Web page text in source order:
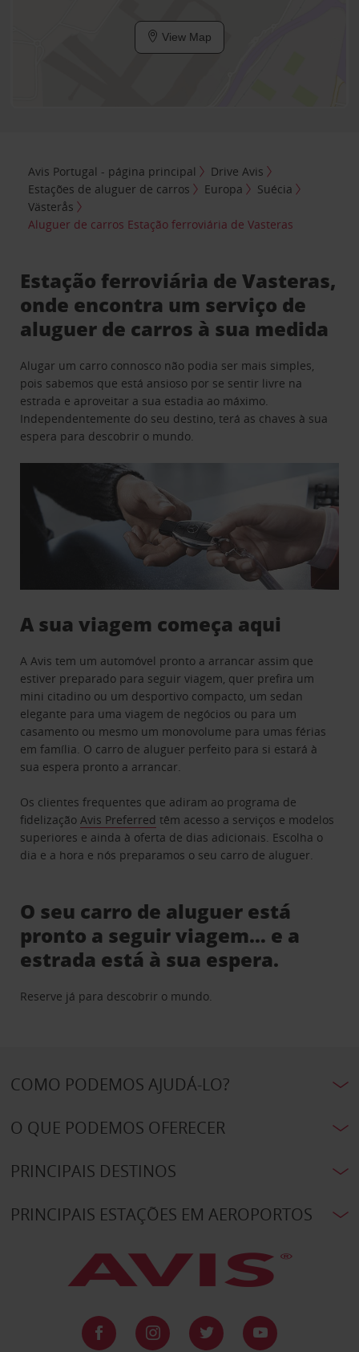
View Map
Avis Portugal - página principal
Drive Avis
Estações de aluguer de carros
Europa
Suécia
Västerås
Aluguer de carros Estação ferroviária de Vasteras
Estação ferroviária de Vasteras,
onde encontra um serviço de
aluguer de carros à sua medida
Alugar um carro connosco não podia ser mais simples,
pois sabemos que está ansioso por se sentir livre na
estrada e aproveitar a sua estadia ao máximo.
Independentemente do seu destino, terá as chaves à sua
espera para descobrir o mundo.
A sua viagem começa aqui
A Avis tem um automóvel pronto a arrancar assim que
estiver preparado para seguir viagem, quer prefira um
mini citadino ou um desportivo compacto, um sedan
elegante para uma viagem de negócios ou para um
casamento ou mesmo um monovolume para umas férias
em família. O carro de aluguer perfeito para si estará à
sua espera pronto a arrancar.
Os clientes frequentes que adiram ao programa de
fidelizaçãoAvis Preferred têm acesso a serviços e modelos
superiores e ainda à oferta de dias adicionais. Escolha o
dia e a hora e nós preparamos o seu carro de aluguer.
O seu carro de aluguer está
pronto a seguir viagem… e a
estrada está à sua espera.
Reserve já para descobrir o mundo.
COMO PODEMOS AJUDÁ-LO?
O QUE PODEMOS OFERECER
PRINCIPAIS DESTINOS
PRINCIPAIS ESTAÇÕES EM AEROPORTOS